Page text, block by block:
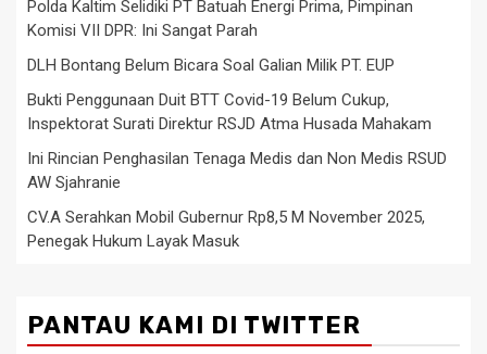
Polda Kaltim Selidiki PT Batuah Energi Prima, Pimpinan
Komisi VII DPR: Ini Sangat Parah
DLH Bontang Belum Bicara Soal Galian Milik PT. EUP
Bukti Penggunaan Duit BTT Covid-19 Belum Cukup,
Inspektorat Surati Direktur RSJD Atma Husada Mahakam
Ini Rincian Penghasilan Tenaga Medis dan Non Medis RSUD
AW Sjahranie
CV.A Serahkan Mobil Gubernur Rp8,5 M November 2025,
Penegak Hukum Layak Masuk
PANTAU KAMI DI TWITTER